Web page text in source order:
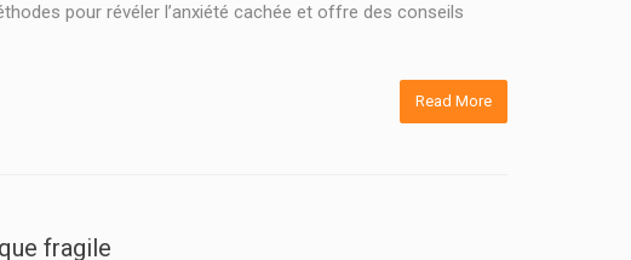
pour révéler l’anxiété cachée et offre des conseils
Read More
fragile